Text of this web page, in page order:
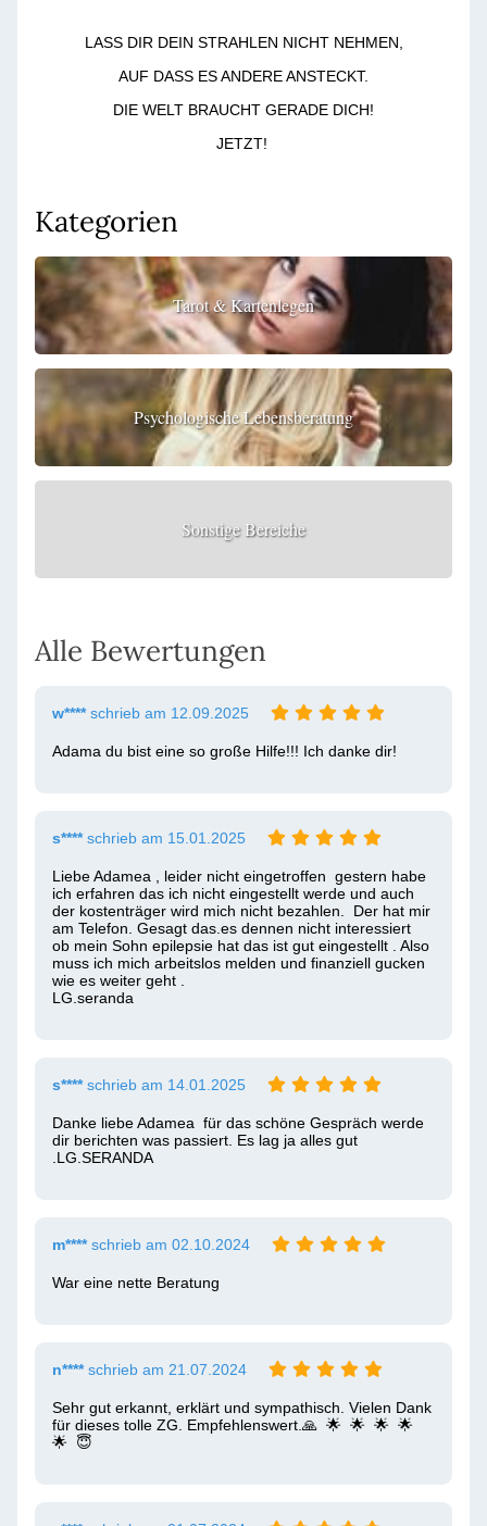
LASS DIR DEIN STRAHLEN NICHT NEHMEN,
AUF DASS ES ANDERE ANSTECKT.
DIE WELT BRAUCHT GERADE DICH!
JETZT!
Kategorien
Tarot & Kartenlegen
Psychologische Lebensberatung
Sonstige Bereiche
Alle Bewertungen
w****schrieb am 12.09.2025
Adama du bist eine so große Hilfe!!! Ich danke dir!
s****schrieb am 15.01.2025
Liebe Adamea , leider nicht eingetroffen  gestern habe
ich erfahren das ich nicht eingestellt werde und auch
der kostenträger wird mich nicht bezahlen.  Der hat mir
am Telefon. Gesagt das.es dennen nicht interessiert
ob mein Sohn epilepsie hat das ist gut eingestellt . Also
muss ich mich arbeitslos melden und finanziell gucken
wie es weiter geht .
LG.seranda
s****schrieb am 14.01.2025
Danke liebe Adamea  für das schöne Gespräch werde
dir berichten was passiert. Es lag ja alles gut
.LG.SERANDA
m****schrieb am 02.10.2024
War eine nette Beratung
n****schrieb am 21.07.2024
Sehr gut erkannt, erklärt und sympathisch. Vielen Dank
für dieses tolle ZG. Empfehlenswert.🙏  🌟  🌟  🌟  🌟
🌟  😇